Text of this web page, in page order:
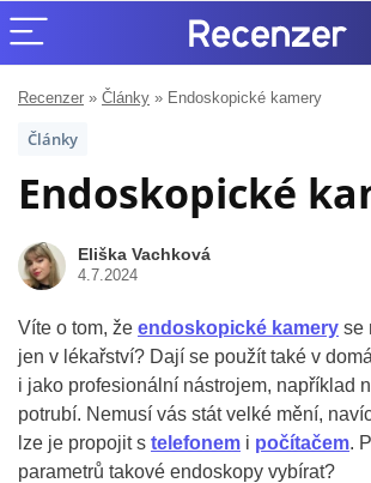
Recenzer » Články » Endoskopické kamery
Články
Endoskopické
Eliška Vachková
4.7.2024
Víte o tom, že endoskopické kamery se
jen v lékařství? Dají se použít také v
i jako profesionální nástrojem, například
potrubí. Nemusí vás stát velké mění,
lze je propojit s telefonem i počítačem.
parametrů takové endoskopy vybírat?